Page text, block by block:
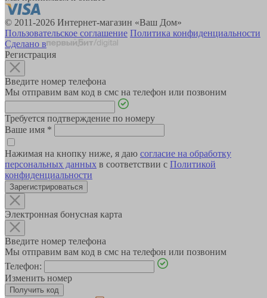
© 2011-2026 Интернет-магазин «Ваш Дом»
Пользовательское соглашение Политика конфиденциальности
Сделано в
Регистрация
Введите номер телефона
Мы отправим вам код в смс на телефон или позвоним
Требуется подтверждение по номеру
Ваше имя *
Нажимая на кнопку ниже, я даю согласие на обработку
персональных данных в соответствии с Политикой
конфиденциальности
Зарегистрироваться
Электронная бонусная карта
Введите номер телефона
Мы отправим вам код в смс на телефон или позвоним
Телефон:
Изменить номер